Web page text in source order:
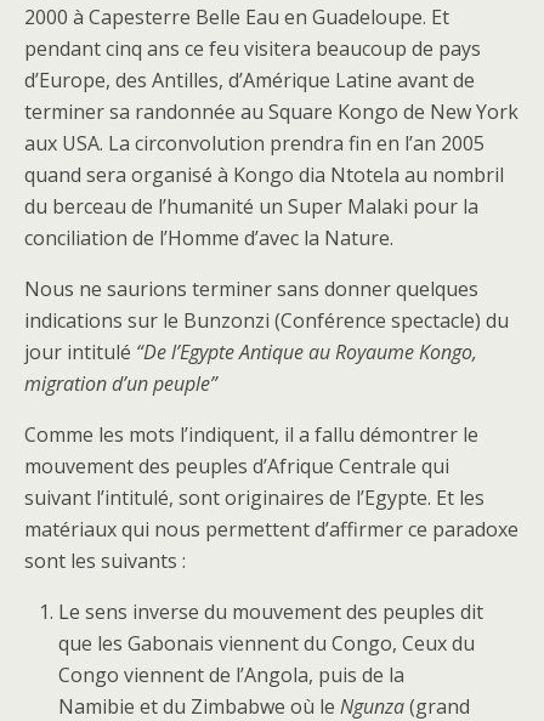
2000 à Capesterre Belle Eau en Guadeloupe. Et
pendant cinq ans ce feu visitera beaucoup de pays
d’Europe, des Antilles, d’Amérique Latine avant de
terminer sa randonnée au Square Kongo de New York
aux USA. La circonvolution prendra fin en l’an 2005
quand sera organisé à Kongo dia Ntotela au nombril
du berceau de l’humanité un Super Malaki pour la
conciliation de l’Homme d’avec la Nature.
Nous ne saurions terminer sans donner quelques
indications sur le Bunzonzi (Conférence spectacle) du
jour intitulé “De l’Egypte Antique au Royaume Kongo,
migration d’un peuple”
Comme les mots l’indiquent, il a fallu démontrer le
mouvement des peuples d’Afrique Centrale qui
suivant l’intitulé, sont originaires de l’Egypte. Et les
matériaux qui nous permettent d’affirmer ce paradoxe
sont les suivants :
Le sens inverse du mouvement des peuples dit
que les Gabonais viennent du Congo, Ceux du
Congo viennent de l’Angola, puis de la
Namibie et du Zimbabwe où leNgunza(grand